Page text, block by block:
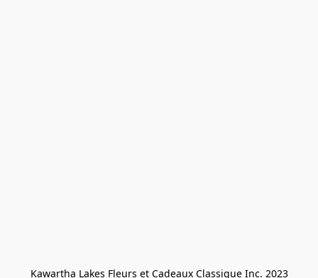
Kawartha Lakes Fleurs et Cadeaux Classique Inc. 2023